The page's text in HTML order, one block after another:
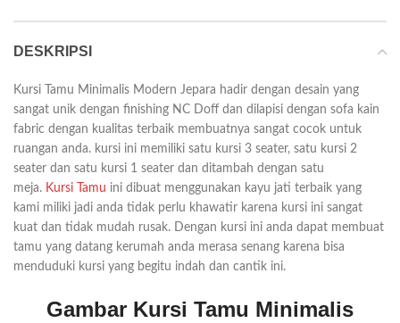
DESKRIPSI
Kursi Tamu Minimalis Modern Jepara hadir dengan desain yang
sangat unik dengan finishing NC Doff dan dilapisi dengan sofa kain
fabric dengan kualitas terbaik membuatnya sangat cocok untuk
ruangan anda. kursi ini memiliki satu kursi 3 seater, satu kursi 2
seater dan satu kursi 1 seater dan ditambah dengan satu
meja. Kursi Tamu ini dibuat menggunakan kayu jati terbaik yang
kami miliki jadi anda tidak perlu khawatir karena kursi ini sangat
kuat dan tidak mudah rusak. Dengan kursi ini anda dapat membuat
tamu yang datang kerumah anda merasa senang karena bisa
menduduki kursi yang begitu indah dan cantik ini.
Gambar Kursi Tamu Minimalis